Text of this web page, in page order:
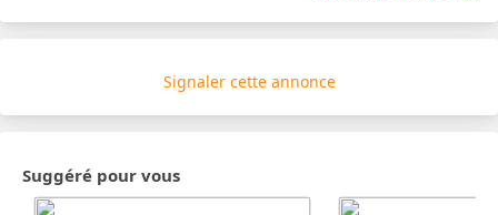
Signaler cette annonce
Suggéré pour vous